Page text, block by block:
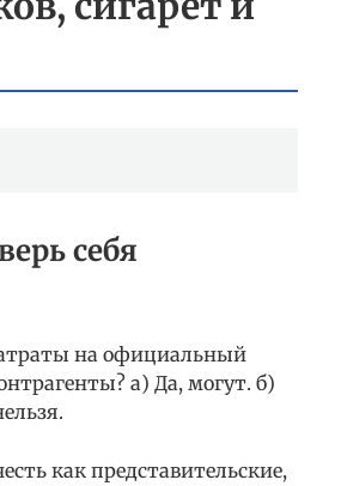
себя
на официальный
а) Да, могут. б)
как представительские,